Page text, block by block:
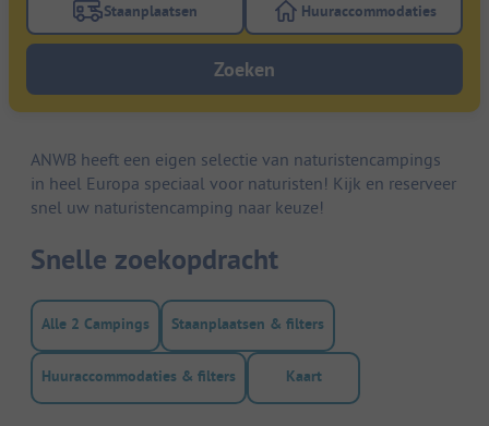
Gebruik de filterknop staanplaatsen om te zoeken
Staanplaatsen Gebruik de
Huuraccommodaties
Zoeken
ANWB heeft een eigen selectie van naturistencampings
in heel Europa speciaal voor naturisten! Kijk en reserveer
snel uw naturistencamping naar keuze!
Snelle zoekopdracht
Alle 2 Campings Staanplaatsen & filters
Huuraccommodaties & filters Kaart